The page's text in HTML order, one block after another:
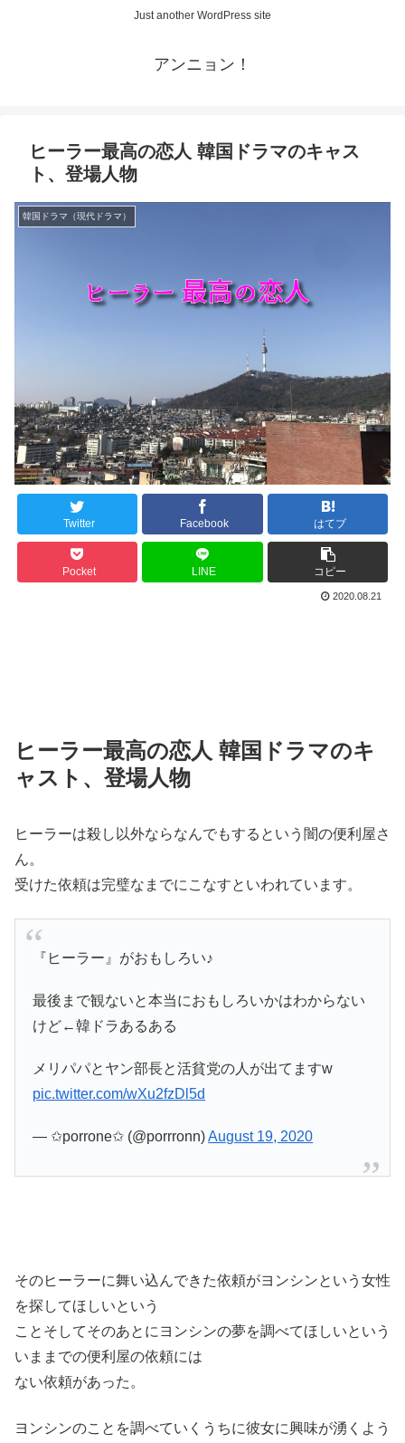
Just another WordPress site
アンニョン！
ヒーラー最高の恋人 韓国ドラマのキャス
ト、登場人物
韓国ドラマ（現代ドラマ）
Twitter Facebook はてブ
Pocket LINE コピー
2020.08.21
ヒーラー最高の恋人 韓国ドラマのキ
ャスト、登場人物
ヒーラーは殺し以外ならなんでもするという闇の便利屋さ
ん。
受けた依頼は完璧なまでにこなすといわれています。
『ヒーラー』がおもしろい♪
最後まで観ないと本当におもしろいかはわからない
けど←韓ドラあるある
メリパパとヤン部長と活貧党の人が出てますw
pic.twitter.com/wXu2fzDl5d
— ✩porrone✩ (@porrronn)August 19, 2020
そのヒーラーに舞い込んできた依頼がヨンシンという女性
を探してほしいという
ことそしてそのあとにヨンシンの夢を調べてほしいという
いままでの便利屋の依頼には
ない依頼があった。
ヨンシンのことを調べていくうちに彼女に興味が湧くよう